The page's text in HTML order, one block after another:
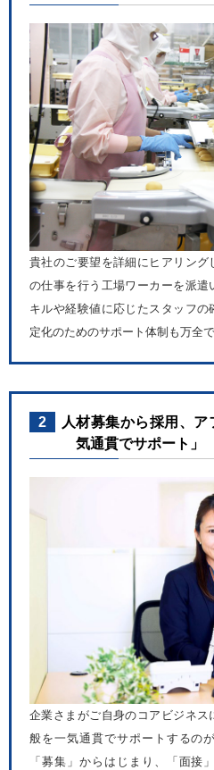
貴社のご要望を詳細にヒアリン
の仕事を行う工場ワーカーを派遣
キルや経験値に応じたスタッフ
定化のためのサポート体制も万全で
2
人材募集から採用、
気通貫でサポート」
企業さまがご自身のコアビジネ
般を一気通貫でサポートするの
「募集」からはじまり、「面接